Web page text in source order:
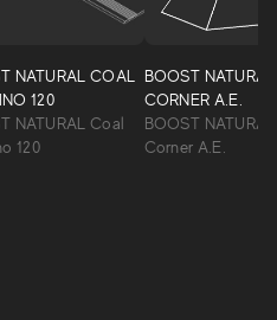
NATURAL COAL
120
NATURAL Coal
120
BOOST
CORNER A.E.
BOOST
Corner A.E.
entre un élément ancien
s'inspirent du caractère
à plein titre dans l'offre
d'Atlas Concorde.